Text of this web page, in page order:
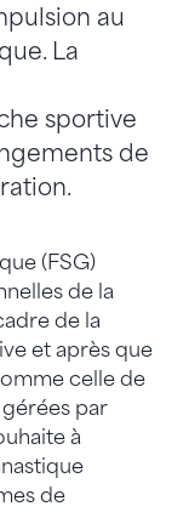
au
La
sportive
de
(FSG)
de la
de la
et après que
celle de
par
à
de